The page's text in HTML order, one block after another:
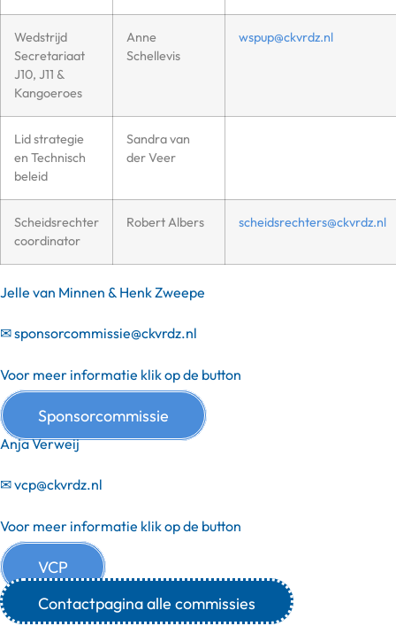
Wedstrijd
Secretariaat
J10, J11 &
Kangoeroes
Anne
Schellevis
wspup@ckvrdz.nl
Lid strategie
en Technisch
beleid
Sandra van
der Veer
Scheidsrechter
coordinator
Robert Albers scheidsrechters@ckvrdz.nl
Jelle van Minnen & Henk Zweepe
✉sponsorcommissie@ckvrdz.nl
Voor meer informatie klik op de button
Sponsorcommissie
Anja Verweij
✉vcp@ckvrdz.nl
Voor meer informatie klik op de button
VCP
Contactpagina alle commissies